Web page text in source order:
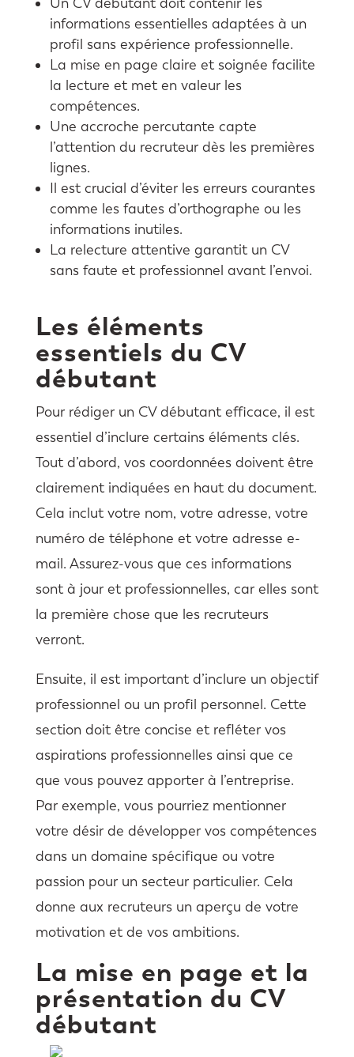
informations essentielles adaptées à un
profil sans expérience professionnelle.
La mise en page claire et soignée facilite
la lecture et met en valeur les
compétences.
Une accroche percutante capte
l’attention du recruteur dès les premières
lignes.
Il est crucial d’éviter les erreurs courantes
comme les fautes d’orthographe ou les
informations inutiles.
La relecture attentive garantit un CV
sans faute et professionnel avant l’envoi.
Les éléments
essentiels du CV
débutant
Pour rédiger un CV débutant efficace, il est
essentiel d’inclure certains éléments clés.
Tout d’abord, vos coordonnées doivent être
clairement indiquées en haut du document.
Cela inclut votre nom, votre adresse, votre
numéro de téléphone et votre adresse e-
mail. Assurez-vous que ces informations
sont à jour et professionnelles, car elles sont
la première chose que les recruteurs
verront.
Ensuite, il est important d’inclure un objectif
professionnel ou un profil personnel. Cette
section doit être concise et refléter vos
aspirations professionnelles ainsi que ce
que vous pouvez apporter à l’entreprise.
Par exemple, vous pourriez mentionner
votre désir de développer vos compétences
dans un domaine spécifique ou votre
passion pour un secteur particulier. Cela
donne aux recruteurs un aperçu de votre
motivation et de vos ambitions.
La mise en page et la
présentation du CV
débutant